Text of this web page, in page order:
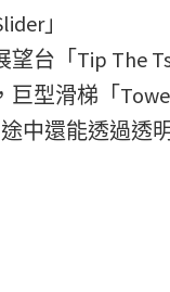
」
台「Tip The
型滑梯「
中還能透過透